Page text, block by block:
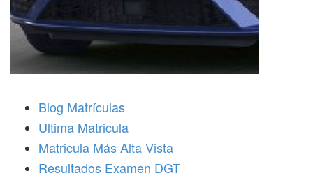
Blog Matrículas
Ultima Matricula
Matricula Más Alta Vista
Resultados Examen DGT